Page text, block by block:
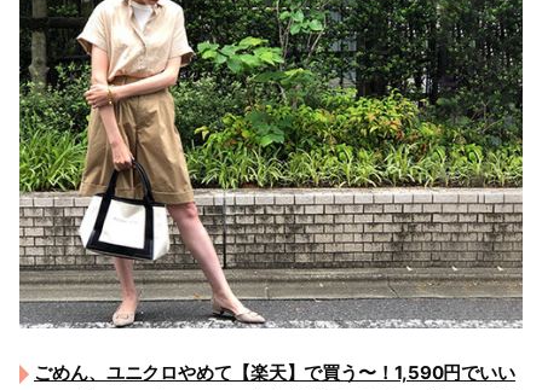
ごめん、ユニクロやめて【楽天】で買う〜！1,590円でいい